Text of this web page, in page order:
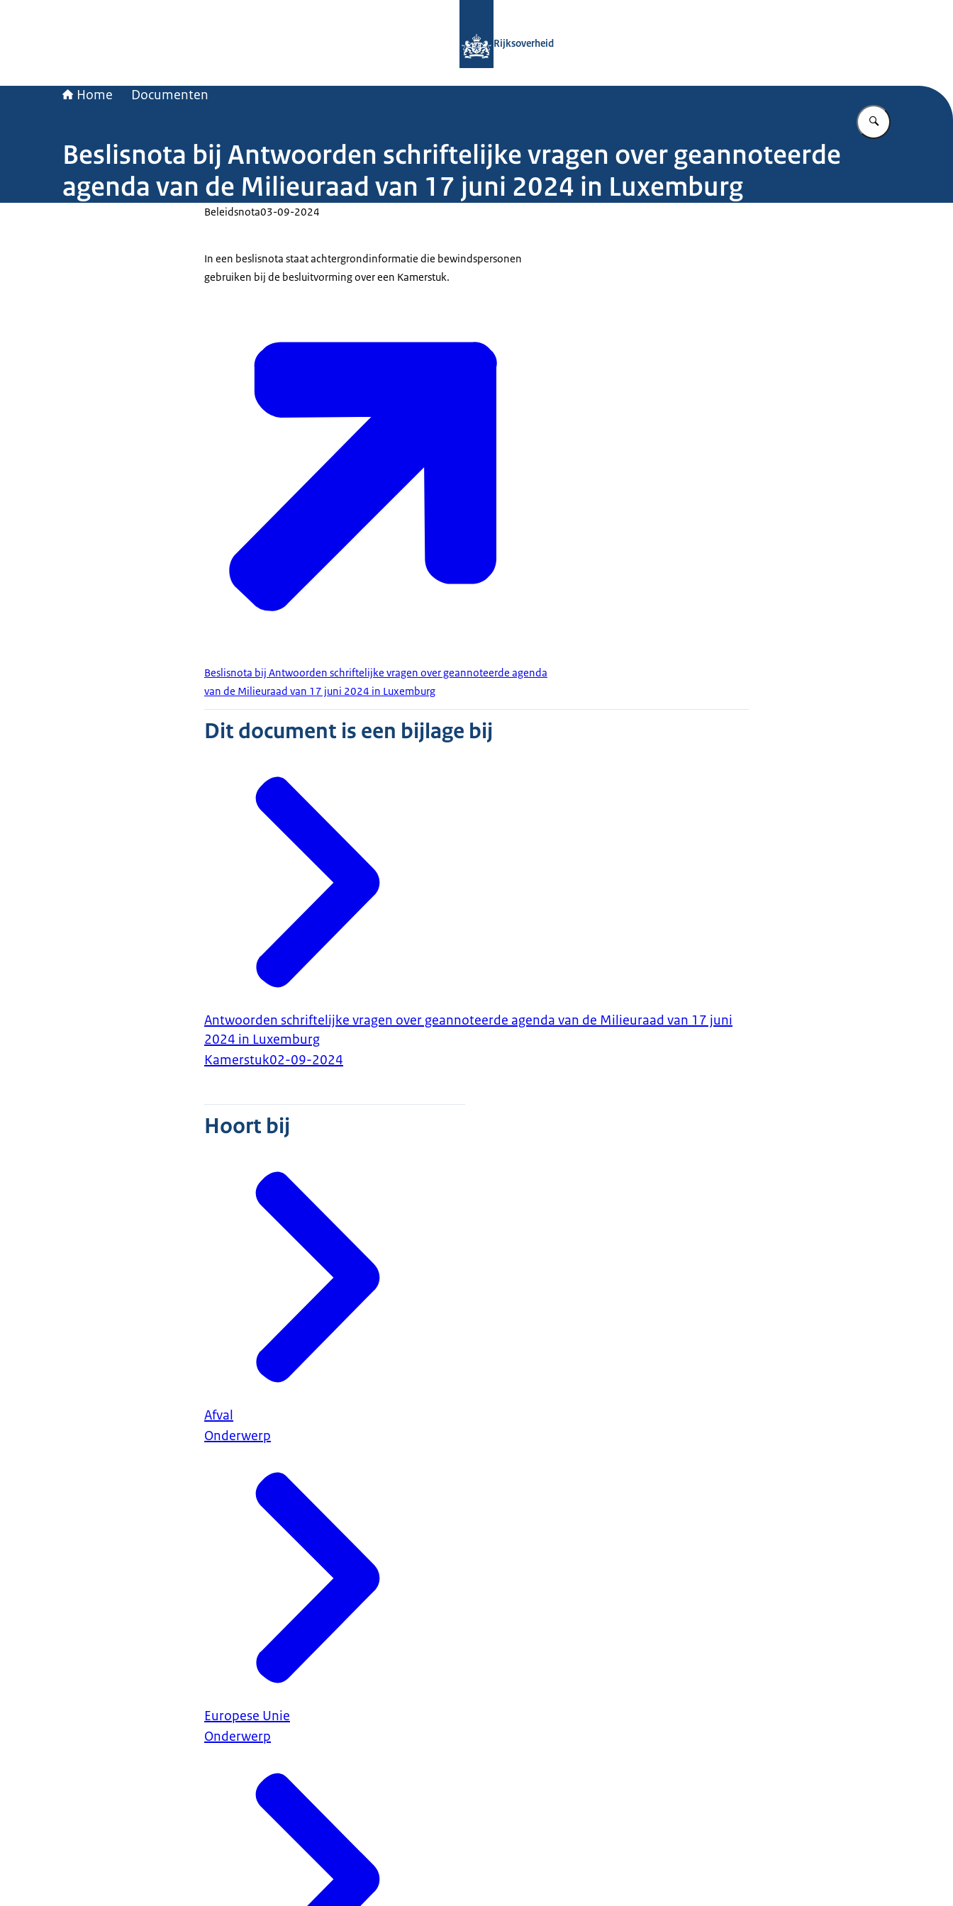
Rijksoverheid
Home Documenten
Vul in wat u
Beslisnota bij Antwoorden schriftelijke vragen over geannoteerde
agenda van de Milieuraad van 17 juni 2024 in Luxemburg
Beleidsnota03-09-2024
In een beslisnota staat achtergrondinformatie die bewindspersonen
gebruiken bij de besluitvorming over een Kamerstuk.
Beslisnota bij Antwoorden schriftelijke vragen over geannoteerde agenda
van de Milieuraad van 17 juni 2024 in Luxemburg
Dit document is een bijlage bij
Antwoorden schriftelijke vragen over geannoteerde agenda van de Milieuraad van 17 juni
2024 in Luxemburg
Kamerstuk02-09-2024
Hoort bij
Afval
Onderwerp
Europese Unie
Onderwerp